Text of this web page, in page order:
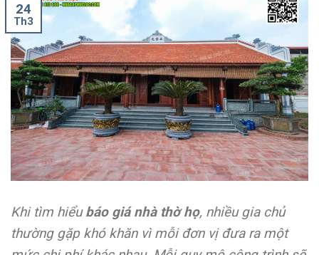
24
Th3
Khi tìm hiểubáo giá nhà thờ họ, nhiều gia chủ
thường gặp khó khăn vì mỗi đơn vị đưa ra một